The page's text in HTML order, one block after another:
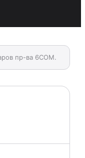
пр-ва 6COM.